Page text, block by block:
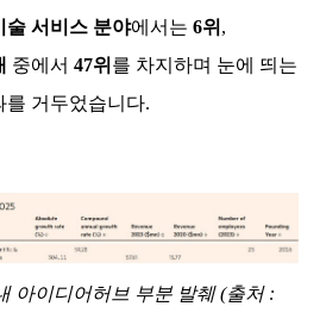
술 서비스 분야에서는 6위 ,
중에서 47위 를 차지하며 눈에 띄는
를 거두었습니다.
아이디어허브 부분 발췌 (출처 :